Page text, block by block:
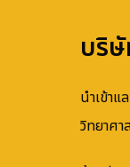
บริ
นำเข้าแ
วิทยาศา